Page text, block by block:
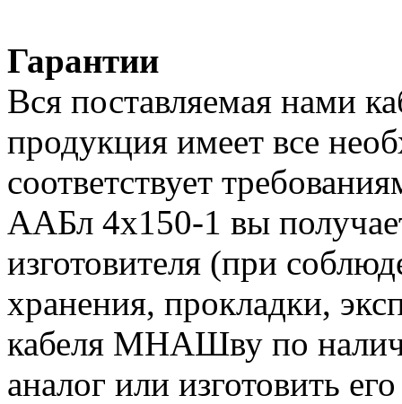
Гарантии
Вся поставляемая нами
продукция имеет все
соответствует
ААБл 4х150-1 вы
изготовителя (при
хранения, прокладки,
кабеля МНАШву по
аналог или изготовить